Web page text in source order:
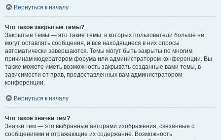
Вернуться к началу
Что такое закрытые темы?
Закрытые темы — это такие темы, в которых пользователи больше не
могут оставлять сообщения, и все находящиеся в них опросы
автоматически завершаются. Темы могут быть закрыты по многим
причинам модератором форума или администратором конференции. Вы
также можете иметь возможность закрывать созданные вами темы, в
зависимости от прав, предоставленных вам администратором
конференции.
Вернуться к началу
Что такое значки тем?
Значки тем — это выбранные авторами изображения, связанные с
сообщениями и отражающие их содержание. Возможность